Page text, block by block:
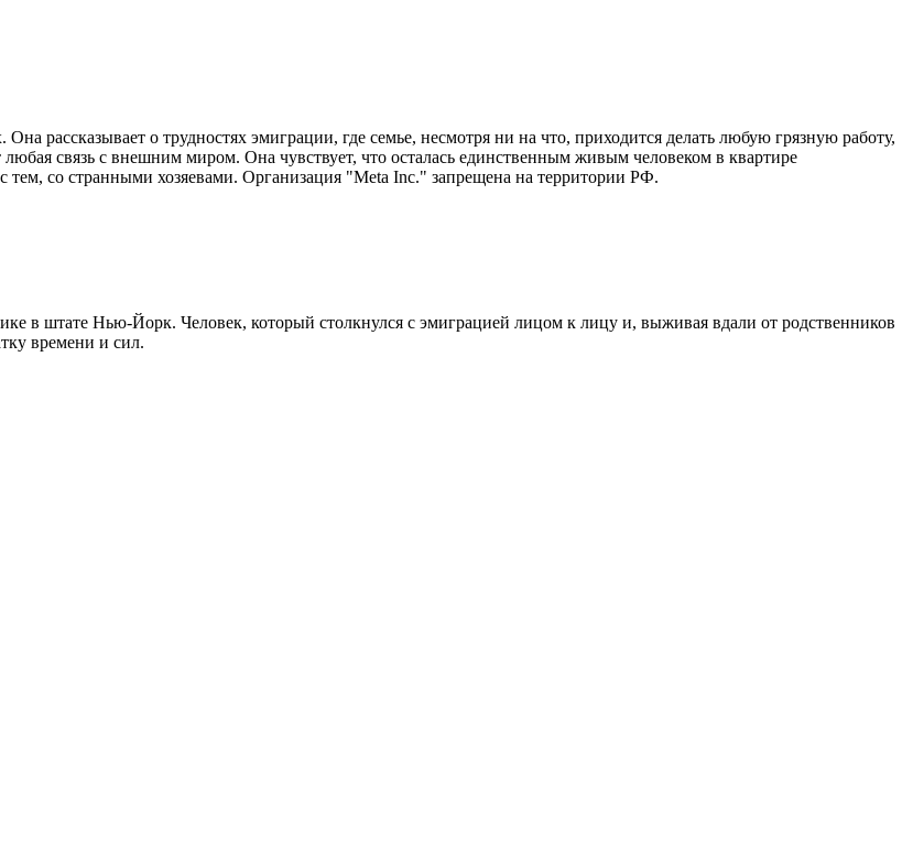
рассказывает о трудностях эмиграции, где семье, несмотря ни на что, приходится делать любую грязную работу,
связь с внешним миром. Она чувствует, что осталась единственным живым человеком в квартире
со странными хозяевами. Организация "Meta Inc." запрещена на территории РФ.
штате Нью-Йорк. Человек, который столкнулся с эмиграцией лицом к лицу и, выживая вдали от родственников
времени и сил.